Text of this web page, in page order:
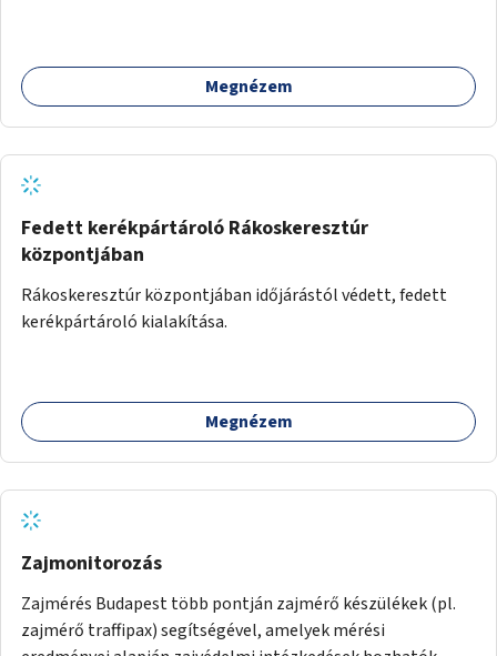
Megnézem
Fedett kerékpártároló Rákoskeresztúr
központjában
Rákoskeresztúr központjában időjárástól védett, fedett
kerékpártároló kialakítása.
Megnézem
Zajmonitorozás
Zajmérés Budapest több pontján zajmérő készülékek (pl.
zajmérő traffipax) segítségével, amelyek mérési